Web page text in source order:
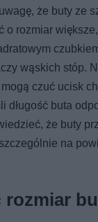
że buty ze
o rozmiar
wąskich stóp.
czuć ucisk
długość buta
że buty
na
rozmiar